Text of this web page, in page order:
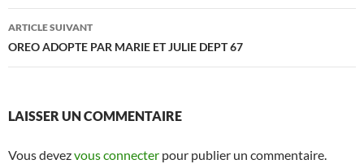
articles
ARTICLE SUIVANT
OREO ADOPTE PAR MARIE ET JULIE DEPT 67
LAISSER UN COMMENTAIRE
Vous devezvous connecter pour publier un commentaire.